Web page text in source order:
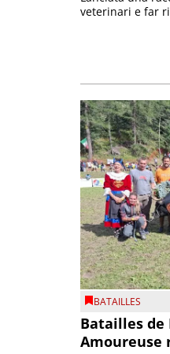
veterinari e far
BATAILLES
Batailles de
Amoureuse